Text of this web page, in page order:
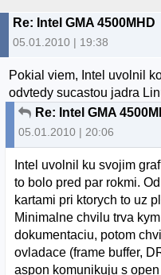
Re: Intel GMA 4500MHD
05.01.2010 | 19:38
Pokial viem, Intel uvolnil
odvtedy sucastou jadra
Re: Intel GMA
05.01.2010 | 20:06
Intel uvolnil ku svojim
to bolo pred par rokmi.
kartami pri ktorych to uz
Minimalne chvilu trva
dokumentaciu, potom
ovladace (frame buffer,
aspon komunikuju s